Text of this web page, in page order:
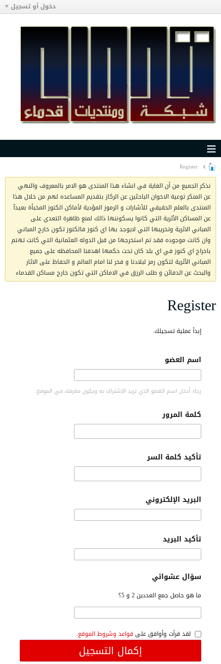
دخول أو تسجيل
نذكر الجميع من أن الغاية في انشاء هذا المنتدى هو الامر بالمعروف والنهي
عن المنكر توعية الاخوان الباحثين عن الركاز بتقديم المساعده لهم من خلال هذا
المنتدى بالعلم الحقيقي للأشارات و الرموز المؤدية لأماكن الكنوز المخبأة بعيدآ
عن المساكن الأثرية التي كانوا يسكوننها ذالك لمنع ظاهرة التعدي على
المباني الاثرية وتخريبها التي لايوجد بها اي كنوز فالكنوز تكون خارج المباني
وان كانت موجوده فقد تم استخرجها من قبل الدوله العثمانية التي كانت تهتم
باخراج اي كنوز في اي بلد كان تحت حكمها اهدفنا المحافظه على جميع
المباني الأثرية لتكون رمز لبلادنا و فخر لنا امام العالم و الحفاظ على الاثار
والبحث عن الدفائن و طلب الرزق في الاماكن التي تكون خارج مساكن القدماء
Register
إبدأ عملية تسجيلك.
اسم العضو
رجاء أدخل اسم العضو الذي تريد الاشتراك به ويكون معرفك في الموقع.
كلمة المرور
تأكيد كلمة السر
البريد الإلكتروني
تأكيد البريد
سؤال عشوائي
ما هو حاصل جمع العددين 2 و 5؟
لقد قرأت وأوافق على قواعد وشروط الموقع.
إكمال التسجيل